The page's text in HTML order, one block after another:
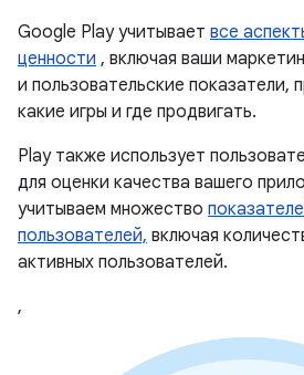
Google Play учитывает все
ценности , включая ваши
и пользовательские показатели,
какие игры и где продвигать.
Play также использует
для оценки качества вашего
учитываем множество
пользователей, включая
активных пользователей.
,